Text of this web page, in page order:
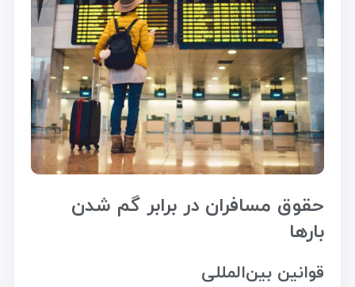
حقوق مسافران در برابر گم شدن
بارها
قوانین بین‌المللی